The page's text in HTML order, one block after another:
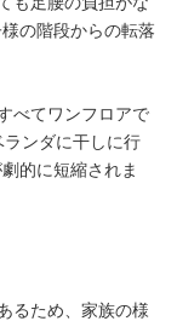
の階段からの転落
べてワンフロアで
ンダに干しに行
的に短縮されま
るため、家族の様